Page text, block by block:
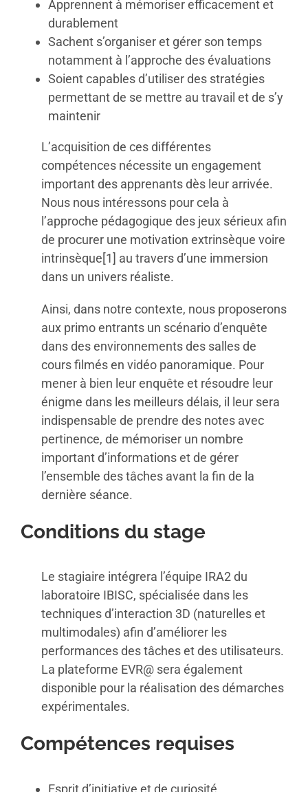
Apprennent à mémoriser efficacement et
durablement
Sachent s’organiser et gérer son temps
notamment à l’approche des évaluations
Soient capables d’utiliser des stratégies
permettant de se mettre au travail et de s’y
maintenir
L’acquisition de ces différentes
compétences nécessite un engagement
important des apprenants dès leur arrivée.
Nous nous intéressons pour cela à
l’approche pédagogique des jeux sérieux afin
de procurer une motivation extrinsèque voire
intrinsèque[1] au travers d’une immersion
dans un univers réaliste.
Ainsi, dans notre contexte, nous proposerons
aux primo entrants un scénario d’enquête
dans des environnements des salles de
cours filmés en vidéo panoramique. Pour
mener à bien leur enquête et résoudre leur
énigme dans les meilleurs délais, il leur sera
indispensable de prendre des notes avec
pertinence, de mémoriser un nombre
important d’informations et de gérer
l’ensemble des tâches avant la fin de la
dernière séance.
Conditions du stage
Le stagiaire intégrera l’équipe IRA2 du
laboratoire IBISC, spécialisée dans les
techniques d’interaction 3D (naturelles et
multimodales) afin d’améliorer les
performances des tâches et des utilisateurs.
La plateforme EVR@ sera également
disponible pour la réalisation des démarches
expérimentales.
Compétences requises
Esprit d’initiative et de curiosité